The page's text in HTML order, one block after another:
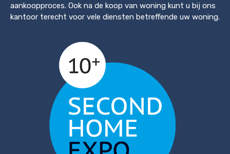
aankoopproces. Ook na de koop van woning kunt u bij ons
kantoor terecht voor vele diensten betreffende uw woning.